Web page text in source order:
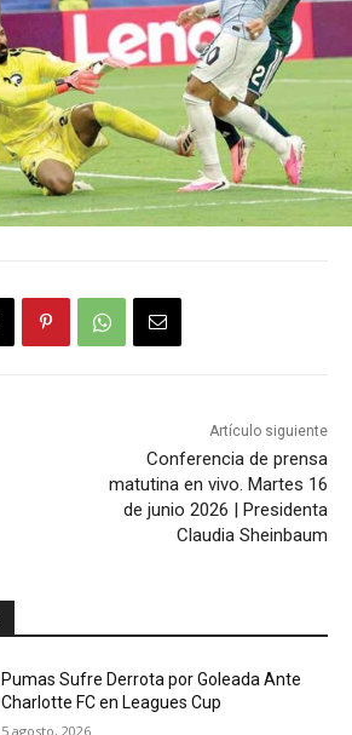
Artículo siguiente
Conferencia de prensa
matutina en vivo. Martes 16
de junio 2026 | Presidenta
Claudia Sheinbaum
Pumas Sufre Derrota por Goleada Ante
Charlotte FC en Leagues Cup
5 agosto, 2026